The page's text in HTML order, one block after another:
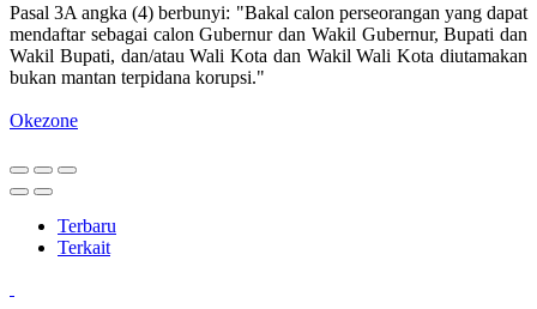
Pasal 3A angka (4) berbunyi: "Bakal calon perseorangan yang dapat
mendaftar sebagai calon Gubernur dan Wakil Gubernur, Bupati dan
Wakil Bupati, dan/atau Wali Kota dan Wakil Wali Kota diutamakan
bukan mantan terpidana korupsi."
Okezone
Terbaru
Terkait